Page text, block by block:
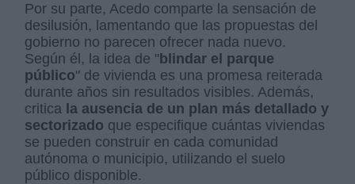
Por su parte, Acedo comparte la sensación de
desilusión, lamentando que las propuestas del
gobierno no parecen ofrecer nada nuevo.
Según él, la idea de " blindar el parque
público" de vivienda es una promesa reiterada
durante años sin resultados visibles. Además,
critica la ausencia de un plan más detallado y
sectorizado que especifique cuántas viviendas
se pueden construir en cada comunidad
autónoma o municipio, utilizando el suelo
público disponible.